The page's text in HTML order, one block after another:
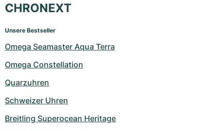
CHRONEXT
Unsere Bestseller
Omega Seamaster Aqua Terra
Omega Constellation
Quarzuhren
Schweizer Uhren
Breitling Superocean Heritage